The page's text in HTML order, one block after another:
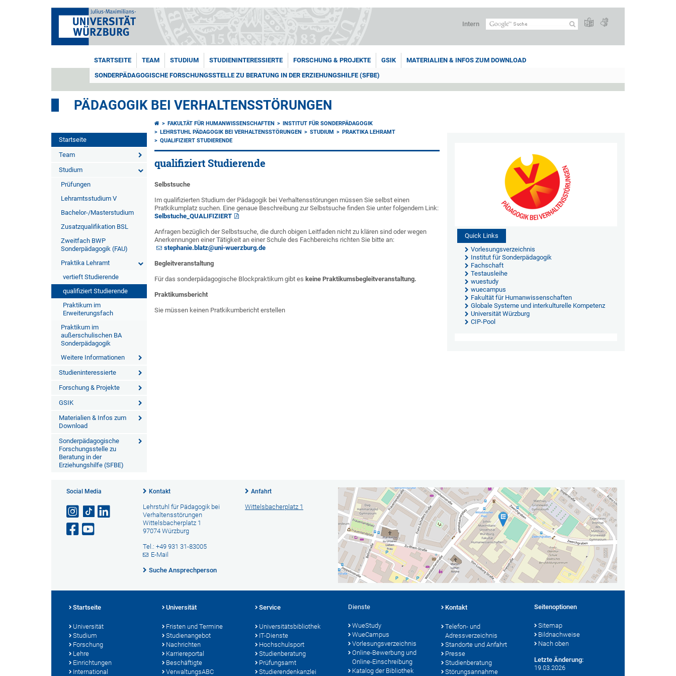
Intern
STARTSEITE TEAM STUDIUM STUDIENINTERESSIERTE FORSCHUNG & PROJEKTE GSIK
MATERIALIEN & INFOS ZUM DOWNLOAD
SONDERPÄDAGOGISCHE FORSCHUNGSSTELLE ZU BERATUNG IN DER ERZIEHUNGSHILFE (SFBE)
PÄDAGOGIK BEI VERHALTENSSTÖRUNGEN
Startseite
Team
Studium
Prüfungen
Lehramtsstudium V
Bachelor-/Masterstudium
Zusatzqualifikation BSL
Zweitfach BWP
Sonderpädagogik (FAU)
Praktika Lehramt
vertieft Studierende
qualifiziert Studierende
Praktikum im
Erweiterungsfach
Praktikum im
außerschulischen BA
Sonderpädagogik
Weitere Informationen
Studieninteressierte
Forschung & Projekte
GSIK
Materialien & Infos zum
Download
Sonderpädagogische
Forschungsstelle zu
Beratung in der
Erziehungshilfe (SFBE)
FAKULTÄT FÜR HUMANWISSENSCHAFTEN
INSTITUT FÜR SONDERPÄDAGOGIK
LEHRSTUHL PÄDAGOGIK BEI VERHALTENSSTÖRUNGEN
STUDIUM
PRAKTIKA LEHRAMT
QUALIFIZIERT STUDIERENDE
qualifiziert Studierende
Selbstsuche
Im qualifizierten Studium der Pädagogik bei Verhaltensstörungen müssen Sie selbst einen
Pratkikumplatz suchen. Eine genaue Beschreibung zur Selbstsuche finden Sie unter folgendem Link:
Selbstuche_QUALIFIZIERT
Anfragen bezüglich der Selbstsuche, die durch obigen Leitfaden nicht zu klären sind oder wegen
Anerkennungen einer Tätigkeit an einer Schule des Fachbereichs richten Sie bitte an:
stephanie.blatz@uni-wuerzburg.de
Begleitveranstaltung
Für das sonderpädagogische Blockpraktikum gibt es keine Praktikumsbegleitveranstaltung.
Praktikumsbericht
Sie müssen keinen Pratkikumbericht erstellen
Quick Links
Vorlesungsverzeichnis
Institut für Sonderpädagogik
Fachschaft
Testausleihe
wuestudy
wuecampus
Fakultät für Humanwissenschaften
Globale Systeme und interkulturelle Kompetenz
Universität Würzburg
CIP-Pool
Social Media Kontakt
Lehrstuhl für Pädagogik bei
Verhaltensstörungen
Wittelsbacherplatz 1
97074 Würzburg
Tel.: +49 931 31-83005
E-Mail
Suche Ansprechperson
Anfahrt
Wittelsbacherplatz 1
Startseite
Universität
Studium
Forschung
Lehre
Einrichtungen
International
Universität
Fristen und Termine
Studienangebot
Nachrichten
Karriereportal
Beschäftigte
VerwaltungsABC
Service
Universitätsbibliothek
IT-Dienste
Hochschulsport
Studienberatung
Prüfungsamt
Studierendenkanzlei
Dienste
WueStudy
WueCampus
Vorlesungsverzeichnis
Online-Bewerbung und
Online-Einschreibung
Katalog der Bibliothek
Kontakt
Telefon- und
Adressverzeichnis
Standorte und Anfahrt
Presse
Studienberatung
Störungsannahme
Seitenoptionen
Sitemap
Bildnachweise
Nach oben
Letzte Änderung:
19.03.2026